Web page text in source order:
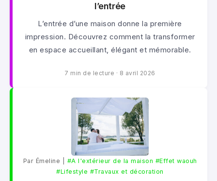
l’entrée
L’entrée d’une maison donne la première
impression. Découvrez comment la transformer
en espace accueillant, élégant et mémorable.
7 min de lecture · 8 avril 2026
Par Émeline | #A l'extérieur de la maison #Effet waouh
#Lifestyle #Travaux et décoration